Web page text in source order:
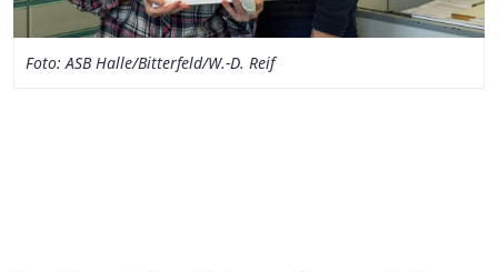
Foto: ASB Halle/Bitterfeld/W.-D. Reif